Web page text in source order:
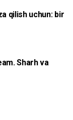
qilish uchun: bir
Sharh va